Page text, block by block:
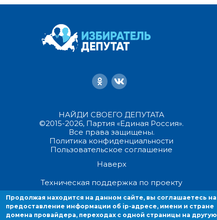
НАЙДИ СВОЕГО ДЕПУТАТА
©2015-2026, Партия «Единая Россия».
Все права защищены.
Политика конфиденциальности
Пользовательское соглашение
Наверх
Техническая поддержка по проекту
Продолжая находиться на данном сайте, вы соглашаетесь на
предоставление информации об ip-адресе, имени и стране домена
Продолжая находится на данном сайте, вы соглашаетесь на
предоставление информации об ip-адресе, имени и стране
домена провайдера, переходах с одной страницы на другую